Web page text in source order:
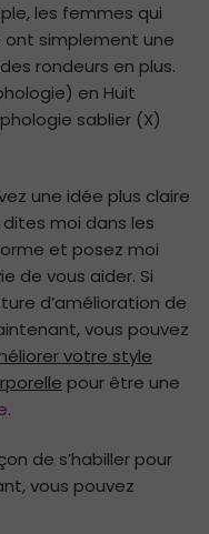
les femmes qui
ont simplement une
rondeurs en plus.
en Huit
sablier (X)
une idée plus claire
moi dans les
et posez moi
de vous aider. Si
d’amélioration de
vous pouvez
votre style
pour être une
de s’habiller pour
vous pouvez